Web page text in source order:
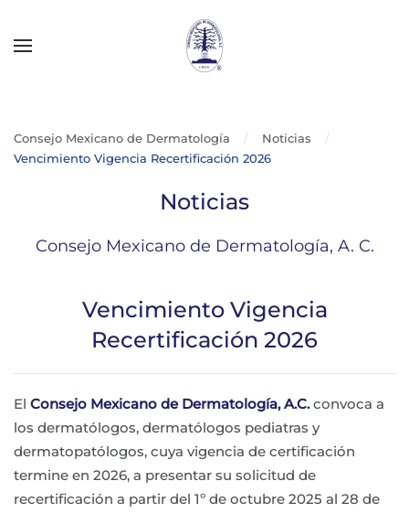
Consejo Mexicano de Dermatología
Noticias
Vencimiento Vigencia Recertificación 2026
Noticias
Consejo Mexicano de Dermatología, A. C.
Vencimiento Vigencia
Recertificación 2026
El Consejo Mexicano de Dermatología, A.C.convoca a
los dermatólogos, dermatólogos pediatras y
dermatopatólogos, cuya vigencia de certificación
termine en 2026, a presentar su solicitud de
recertificación a partir del 1º de octubre 2025 al 28 de